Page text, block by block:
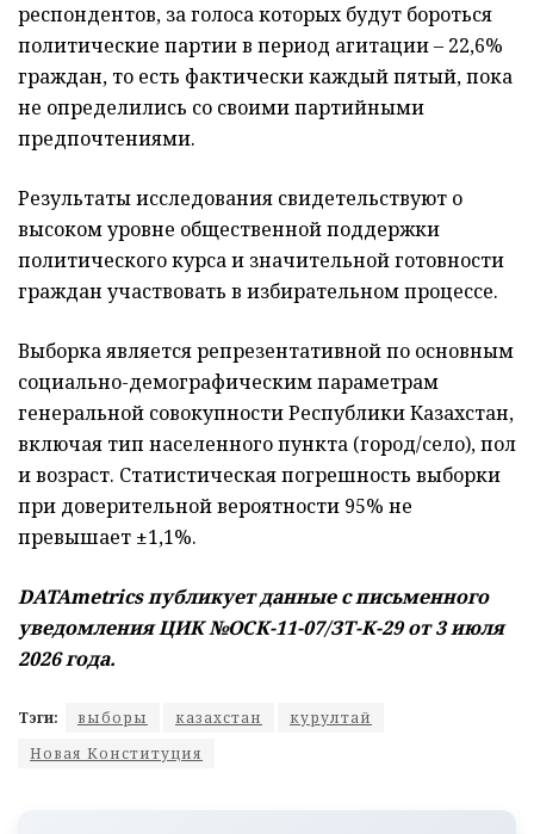
респондентов, за голоса которых будут бороться
политические партии в период агитации – 22,6%
граждан, то есть фактически каждый пятый, пока
не определились со своими партийными
предпочтениями.
Результаты исследования свидетельствуют о
высоком уровне общественной поддержки
политического курса и значительной готовности
граждан участвовать в избирательном процессе.
Выборка является репрезентативной по основным
социально-демографическим параметрам
генеральной совокупности Республики Казахстан,
включая тип населенного пункта (город/село), пол
и возраст. Статистическая погрешность выборки
при доверительной вероятности 95% не
превышает ±1,1%.
DATAmetrics публикует данные с письменного
уведомления ЦИК №ОСК-11-07/ЗТ-К-29 от 3 июля
2026 года.
Тэги: выборы казахстан
курултай
Новая Конституция